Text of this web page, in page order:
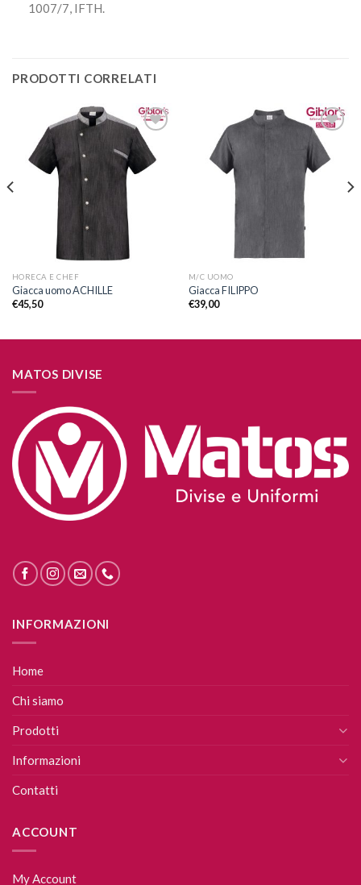
1007/7, IFTH.
PRODOTTI CORRELATI
Aggiungi
alla lista
dei
desideri
HORECA E CHEF
Giacca uomo ACHILLE
€45,50
Aggiungi
alla lista
dei
desideri
M/C UOMO
Giacca FILIPPO
€39,00
MATOS DIVISE
INFORMAZIONI
Home
Chi siamo
Prodotti
Informazioni
Contatti
ACCOUNT
My Account